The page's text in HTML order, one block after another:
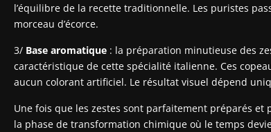
l’équilibre de la recette traditionnelle. Les puristes
morceau d’écorce.
3/ Base aromatique : la préparation minutieuse des
caractéristique de cette spécialité italienne. Ces
aucun colorant artificiel. Le résultat visuel dépend
Une fois que les zestes sont parfaitement préparés
la phase de transformation chimique où le temps